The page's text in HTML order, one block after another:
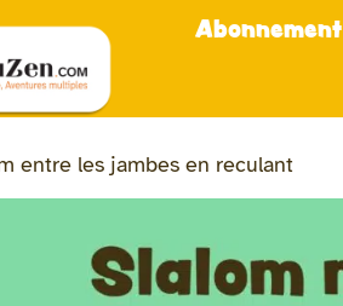
Abonnement
entre les jambes en reculant